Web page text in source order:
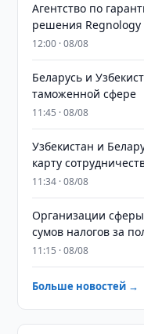
Агентство по
решения Regnology
12:00 · 08/08
Беларусь и
таможенной сфере
11:45 · 08/08
Узбекистан и
карту
11:34 · 08/08
Организации сферы
сумов налогов за
11:15 · 08/08
Больше новостей →